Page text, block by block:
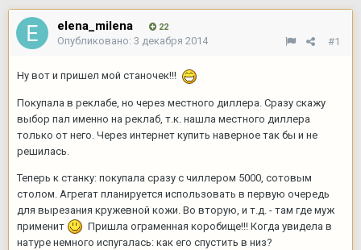
elena_milena 22
#1
Опубликовано: 3 декабря 2014
Ну вот и пришел мой станочек!!!
Покупала в реклабе, но через местного диллера. Сразу скажу
выбор пал именно на реклаб, т.к. нашла местного диллера
только от него. Через интернет купить наверное так бы и не
решилась.
Теперь к станку: покупала сразу с чиллером 5000, сотовым
столом. Агрегат планируется использовать в первую очередь
для вырезания кружевной кожи. Во вторую, и т.д. - там где муж
применит
Пришла ограменная коробище!!! Когда увидела в
натуре немного испугалась: как его спустить в низ?